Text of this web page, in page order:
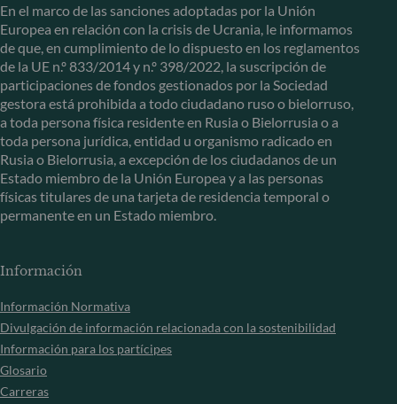
En el marco de las sanciones adoptadas por la Unión
Europea en relación con la crisis de Ucrania, le informamos
de que, en cumplimiento de lo dispuesto en los reglamentos
de la UE n.º 833/2014 y n.º 398/2022, la suscripción de
participaciones de fondos gestionados por la Sociedad
gestora está prohibida a todo ciudadano ruso o bielorruso,
a toda persona física residente en Rusia o Bielorrusia o a
toda persona jurídica, entidad u organismo radicado en
Rusia o Bielorrusia, a excepción de los ciudadanos de un
Estado miembro de la Unión Europea y a las personas
físicas titulares de una tarjeta de residencia temporal o
permanente en un Estado miembro.
Información
Información Normativa
Divulgación de información relacionada con la sostenibilidad
Información para los partícipes
Glosario
Carreras